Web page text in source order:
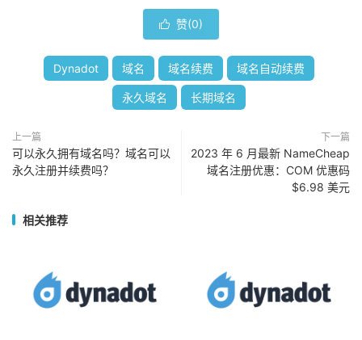
 赞(0)
Dynadot 域名 域名续费 域名自动续费
永久域名 长期域名
上一篇
可以永久拥有域名吗？域名可以
永久注册并续费吗？
下一篇
2023 年 6 月最新 NameCheap
域名注册优惠：COM 优惠码
$6.98 美元
相关推荐